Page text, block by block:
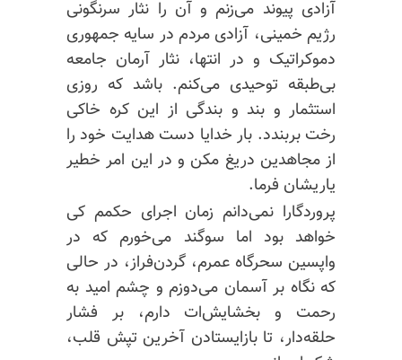
آزادی پیوند می‌زنم و آن را نثار سرنگونی
رژیم خمینی، آزادی مردم در سایه جمهوری
دموکراتیک و در انتها، نثار آرمان جامعه
بی‌طبقه توحیدی می‌کنم. باشد که روزی
استثمار و بند و بندگی از این کره خاکی
رخت بربندد. بار خدایا دست هدایت خود را
از مجاهدین دریغ مکن و در این امر خطیر
یاریشان فرما.
پروردگارا نمی‌دانم زمان اجرای حکمم کی
خواهد بود اما سوگند می‌خورم که در
واپسین سحرگاه عمرم، گردن‌فراز، در حالی
که نگاه بر آسمان می‌دوزم و چشم امید به
رحمت و بخشایش‌ات دارم، بر فشار
حلقه‌دار، تا بازایستادن آخرین تپش قلب،